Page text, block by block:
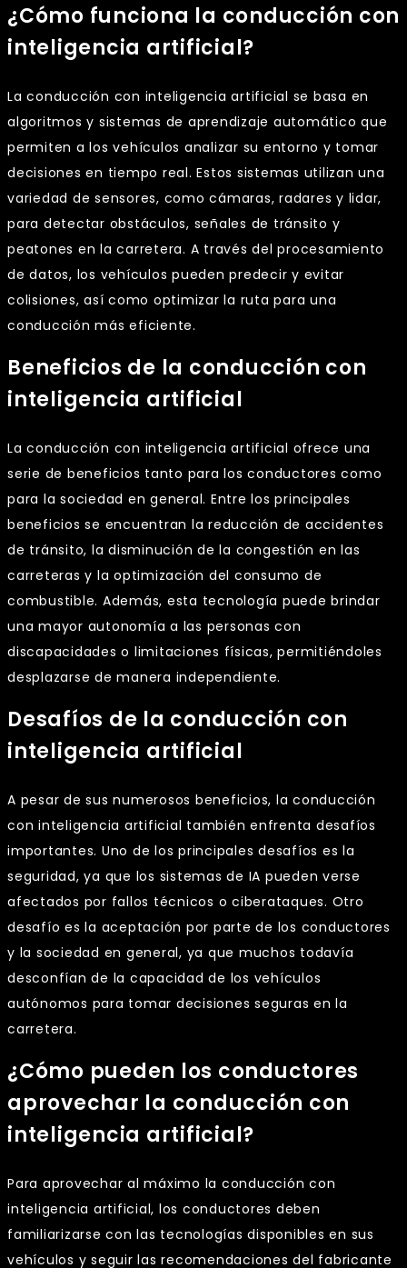
¿Cómo funciona la conducción con
inteligencia artificial?
La conducción con inteligencia artificial se basa en
algoritmos y sistemas de aprendizaje automático que
permiten a los vehículos analizar su entorno y tomar
decisiones en tiempo real. Estos sistemas utilizan una
variedad de sensores, como cámaras, radares y lidar,
para detectar obstáculos, señales de tránsito y
peatones en la carretera. A través del procesamiento
de datos, los vehículos pueden predecir y evitar
colisiones, así como optimizar la ruta para una
conducción más eficiente.
Beneficios de la conducción con
inteligencia artificial
La conducción con inteligencia artificial ofrece una
serie de beneficios tanto para los conductores como
para la sociedad en general. Entre los principales
beneficios se encuentran la reducción de accidentes
de tránsito, la disminución de la congestión en las
carreteras y la optimización del consumo de
combustible. Además, esta tecnología puede brindar
una mayor autonomía a las personas con
discapacidades o limitaciones físicas, permitiéndoles
desplazarse de manera independiente.
Desafíos de la conducción con
inteligencia artificial
A pesar de sus numerosos beneficios, la conducción
con inteligencia artificial también enfrenta desafíos
importantes. Uno de los principales desafíos es la
seguridad, ya que los sistemas de IA pueden verse
afectados por fallos técnicos o ciberataques. Otro
desafío es la aceptación por parte de los conductores
y la sociedad en general, ya que muchos todavía
desconfían de la capacidad de los vehículos
autónomos para tomar decisiones seguras en la
carretera.
¿Cómo pueden los conductores
aprovechar la conducción con
inteligencia artificial?
Para aprovechar al máximo la conducción con
inteligencia artificial, los conductores deben
familiarizarse con las tecnologías disponibles en sus
vehículos y seguir las recomendaciones del fabricante